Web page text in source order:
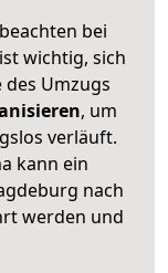
bei
wichtig, sich
des Umzugs
, um
verläuft.
kann ein
nach
werden und